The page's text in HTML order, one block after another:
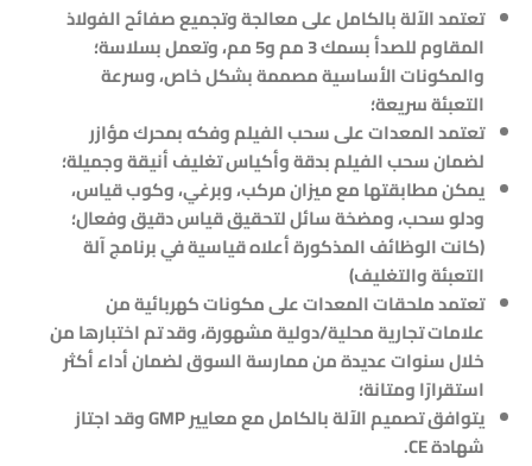
تعتمد الآلة بالكامل على معالجة وتجميع صفائح الفولاذ
المقاوم للصدأ بسمك 3 مم و5 مم، وتعمل بسلاسة؛
والمكونات الأساسية مصممة بشكل خاص، وسرعة
التعبئة سريعة؛
تعتمد المعدات على سحب الفيلم وفكه بمحرك مؤازر
لضمان سحب الفيلم بدقة وأكياس تغليف أنيقة وجميلة؛
يمكن مطابقتها مع ميزان مركب، وبرغي، وكوب قياس،
ودلو سحب، ومضخة سائل لتحقيق قياس دقيق وفعال؛
(كانت الوظائف المذكورة أعلاه قياسية في برنامج آلة
التعبئة والتغليف)
تعتمد ملحقات المعدات على مكونات كهربائية من
علامات تجارية محلية/دولية مشهورة، وقد تم اختبارها من
خلال سنوات عديدة من ممارسة السوق لضمان أداء أكثر
استقرارًا ومتانة؛
يتوافق تصميم الآلة بالكامل مع معاييرGMPوقد اجتاز
شهادةCE
.